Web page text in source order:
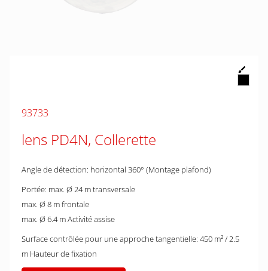
93733
lens PD4N, Collerette
Angle de détection: horizontal 360° (Montage plafond)
Portée: max. Ø 24 m transversale
max. Ø 8 m frontale
max. Ø 6.4 m Activité assise
Surface contrôlée pour une approche tangentielle: 450 m² / 2.5
m Hauteur de fixation